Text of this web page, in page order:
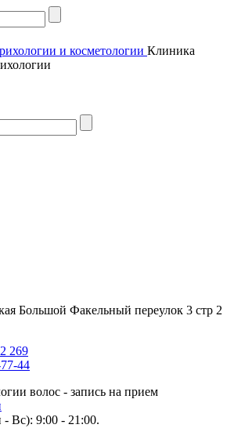
Клиника
Большой Факельный переулок 3 стр 2
269
44
Вс): 9:00 - 21:00.